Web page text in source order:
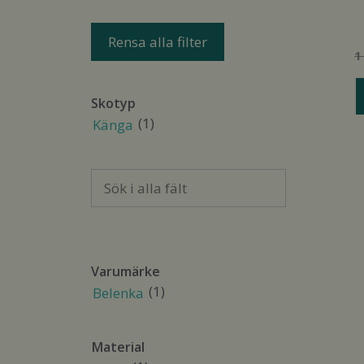
Rensa alla filter
Skotyp
Känga (1)
Varumärke
Belenka (1)
Material